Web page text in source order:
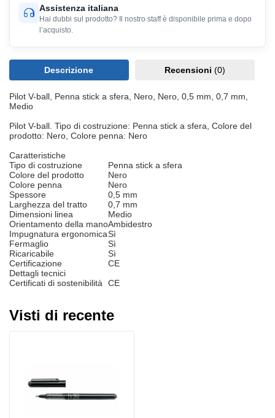
Assistenza italiana
Hai dubbi sul prodotto? Il nostro staff è disponibile prima e dopo
l’acquisto.
Descrizione Recensioni (0)
Pilot V-ball, Penna stick a sfera, Nero, Nero, 0,5 mm, 0,7 mm,
Medio
Pilot V-ball. Tipo di costruzione: Penna stick a sfera, Colore del
prodotto: Nero, Colore penna: Nero
Caratteristiche
Tipo di costruzione
Penna stick a sfera
Colore del prodotto
Nero
Colore penna
Nero
Spessore
0,5 mm
Larghezza del tratto
0,7 mm
Dimensioni linea
Medio
Orientamento della manoAmbidestro
Impugnatura ergonomicaSì
Fermaglio
Sì
Ricaricabile
Sì
Certificazione
CE
Dettagli tecnici
Certificati di sostenibilità
CE
Visti di recente